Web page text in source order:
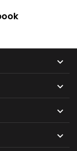



